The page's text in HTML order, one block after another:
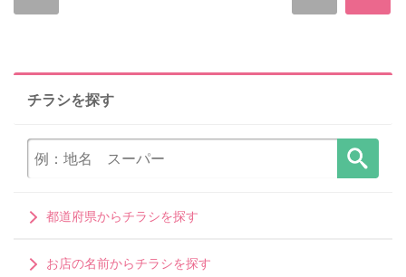
チラシを探す
都道府県からチラシを探す
お店の名前からチラシを探す